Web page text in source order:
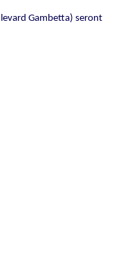
Gambetta) seront